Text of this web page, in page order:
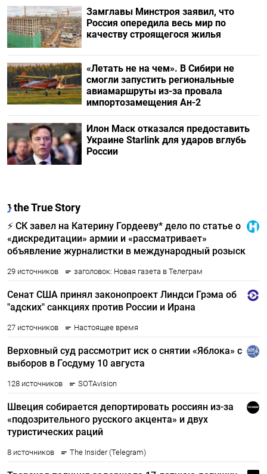
Замглавы Минстроя заявил, что
Россия опередила весь мир по
качеству строящегося жилья
«Летать не на чем». В Сибири не
смогли запустить региональные
авиамаршруты из-за провала
импортозамещения Ан-2
Илон Маск отказался предоставить
Украине Starlink для ударов вглубь
России